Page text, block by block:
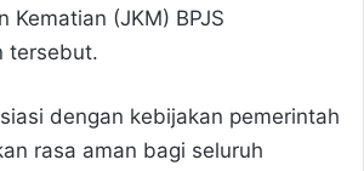
Kematian (JKM) BPJS
tersebut.
dengan kebijakan pemerintah
rasa aman bagi seluruh